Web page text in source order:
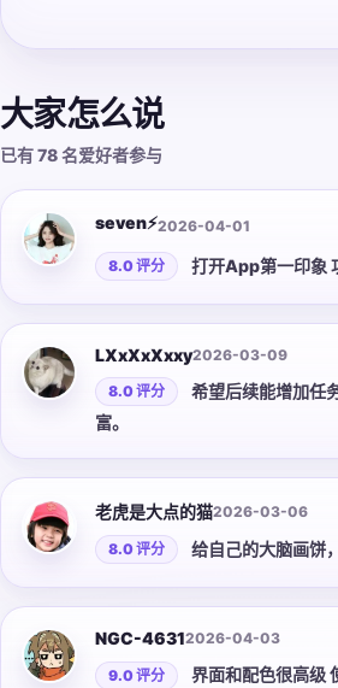
大家怎么说
已有 78 名爱好者参与
seven⚡️2026-04-01
8.0 评分 打开App第一印象
LXxXxXxxy2026-03-09
8.0 评分
希望后续能增加任
富。
老虎是大点的猫2026-03-06
8.0 评分 给自己的大脑画饼
NGC-46312026-04-03
9.0 评分
界面和配色很高级